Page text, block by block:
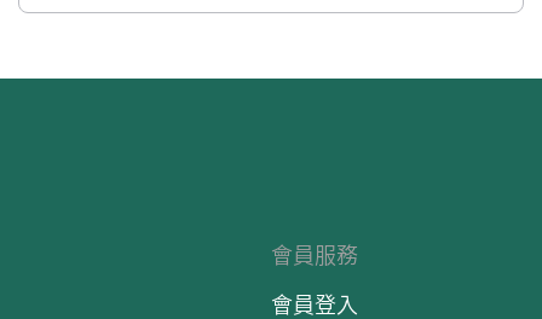
會員服務
會員登入